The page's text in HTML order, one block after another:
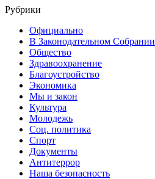
Рубрики
Официально
В Законодательном Собрании
Общество
Здравоохранение
Благоустройство
Экономика
Мы и закон
Культура
Молодежь
Соц. политика
Спорт
Документы
Антитеррор
Наша безопасность